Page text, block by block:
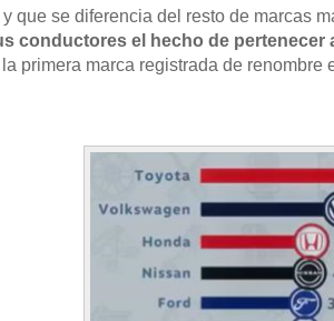
que se diferencia del resto de marcas
conductores el hecho de
la primera marca registrada de